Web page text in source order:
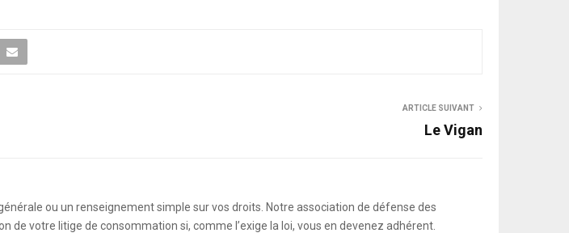
ARTICLE SUIVANT
Le Vigan
ou un renseignement simple sur vos droits. Notre association de défense des
votre litige de consommation si, comme l’exige la loi, vous en devenez adhérent.